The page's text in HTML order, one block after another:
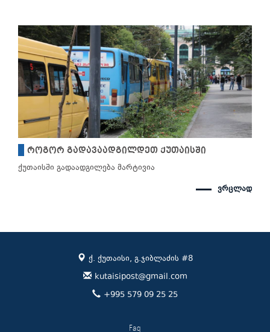
როგორ გადავაადგილდეთ ქუთაისში
ქუთაისში გადაადგილება მარტივია
ვრცლად
ქ. ქუთაისი, გ.ჯიბლაძის #8
kutaisipost@gmail.com
+995 579 09 25 25
Faq